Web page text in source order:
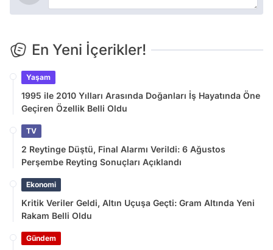
En Yeni İçerikler!
Yaşam
1995 ile 2010 Yılları Arasında Doğanları İş Hayatında Öne
Geçiren Özellik Belli Oldu
TV
2 Reytinge Düştü, Final Alarmı Verildi: 6 Ağustos
Perşembe Reyting Sonuçları Açıklandı
Ekonomi
Kritik Veriler Geldi, Altın Uçuşa Geçti: Gram Altında Yeni
Rakam Belli Oldu
Gündem